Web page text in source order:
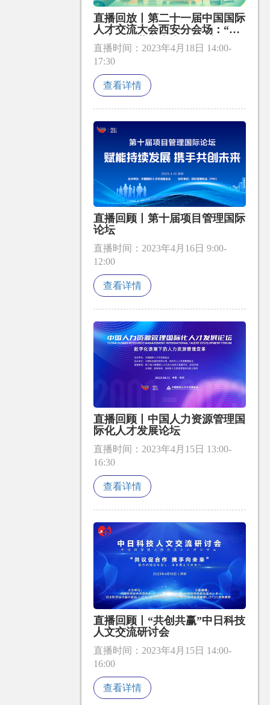
直播回放丨第二十一届中国国际
人才交流大会西安分会场：“扬
帆出海，共赢未来”科创出海分
论坛暨科创项目路演
直播时间：2023年4月18日 14:00-
17:30
查看详情
直播回顾丨第十届项目管理国际
论坛
直播时间：2023年4月16日 9:00-
12:00
查看详情
直播回顾丨中国人力资源管理国
际化人才发展论坛
直播时间：2023年4月15日 13:00-
16:30
查看详情
直播回顾丨“共创共赢”中日科技
人文交流研讨会
直播时间：2023年4月15日 14:00-
16:00
查看详情